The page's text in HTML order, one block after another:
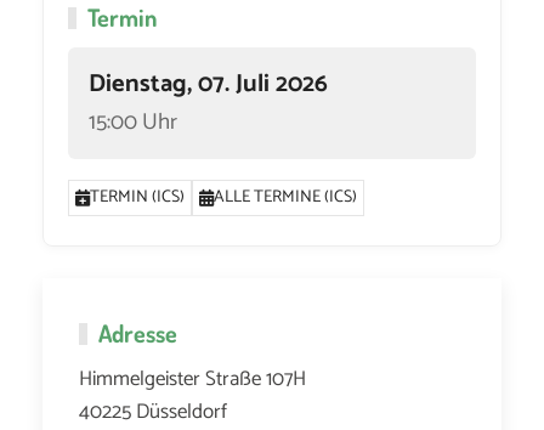
Termin
Dienstag, 07. Juli 2026
15:00 Uhr
TERMIN (ICS) ALLE TERMINE (ICS)
Adresse
Himmelgeister Straße 107H
40225 Düsseldorf